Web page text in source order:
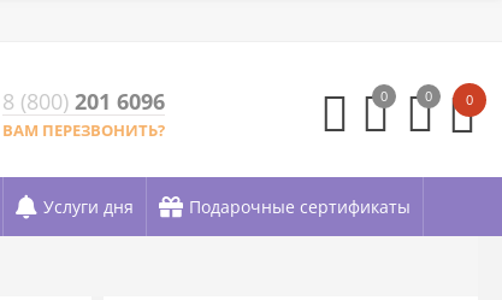
8 (800) 201 6096
ВАМ ПЕРЕЗВОНИТЬ?
0
0 0
Услуги дня Подарочные сертификаты